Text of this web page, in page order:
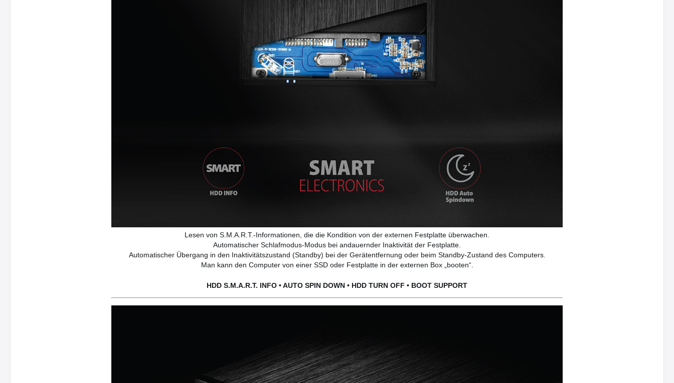
Lesen von S.M.A.R.T.-Informationen, die die Kondition von der externen Festplatte überwachen.
Automatischer Schlafmodus-Modus bei andauernder Inaktivität der Festplatte.
Automatischer Übergang in den Inaktivitätszustand (Standby) bei der Gerätentfernung oder beim Standby-Zustand des Computers.
Man kann den Computer von einer SSD oder Festplatte in der externen Box „booten“.
HDD S.M.A.R.T. INFO • AUTO SPIN DOWN • HDD TURN OFF • BOOT SUPPORT